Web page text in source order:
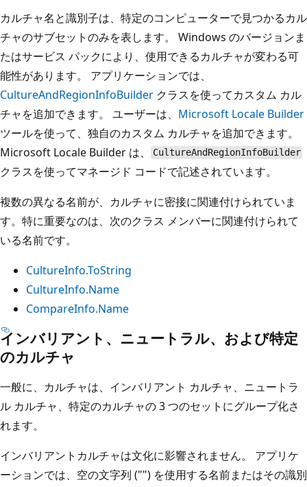
カルチャ名と識別子は、特定のコンピューターで見つかるカル
チャのサブセットのみを表します。 Windows のバージョンま
たはサービス パックにより、使用できるカルチャが変わる可
能性があります。 アプリケーションでは、
CultureAndRegionInfoBuilder クラスを使ってカスタム カル
チャを追加できます。 ユーザーは、 Microsoft Locale Builder
ツールを使って、独自のカスタム カルチャを追加できます。
Microsoft Locale Builder は、
CultureAndRegionInfoBuilder
クラスを使ってマネージド コードで記述されています。
複数の異なる名前が、カルチャに密接に関連付けられていま
す。特に重要なのは、次のクラス メンバーに関連付けられて
いる名前です。
CultureInfo.ToString
CultureInfo.Name
CompareInfo.Name
インバリアント、ニュートラル、および特定
のカルチャ
一般に、カルチャは、インバリアント カルチャ、ニュートラ
ル カルチャ、特定のカルチャの 3 つのセットにグループ化さ
れます。
インバリアントカルチャは文化に影響されません。 アプリケ
ーションでは、空の文字列 ("") を使用する名前またはその識別